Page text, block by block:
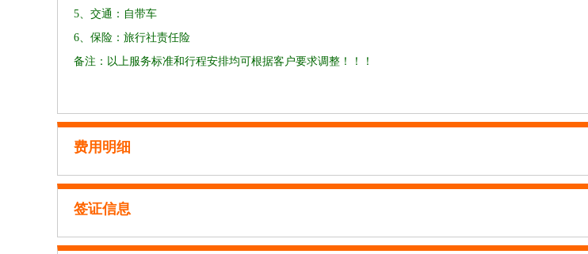
5、交通：自带车
6、保险：旅行社责任险
备注：以上服务标准和行程安排均可根据客户要求调整！！！
费用明细
签证信息